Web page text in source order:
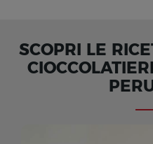
SCOPRI LE